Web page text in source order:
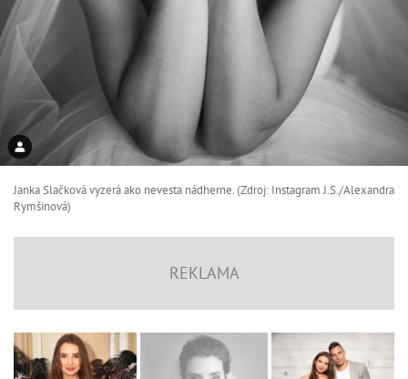
Janka Slačková vyzerá ako nevesta nádherne. (Zdroj: Instagram J.S./Alexandra
Rymšinová)